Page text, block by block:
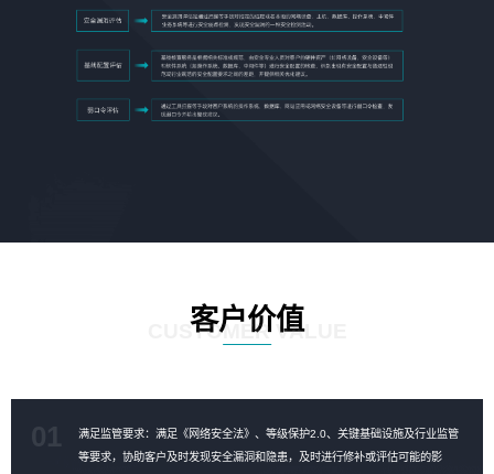
客户价值
CUSTOMER VALUE
满足监管要求：满足《网络安全法》、等级保护2.0、关键基础设施及行业监管
等要求，协助客户及时发现安全漏洞和隐患，及时进行修补或评估可能的影